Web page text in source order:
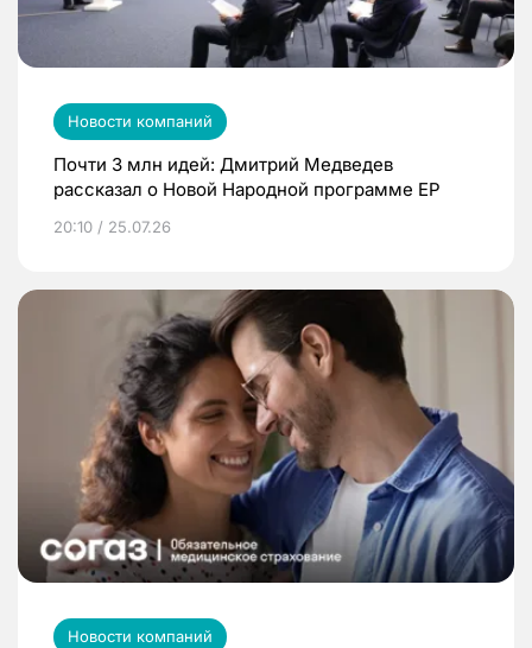
Новости компаний
Почти 3 млн идей: Дмитрий Медведев
рассказал о Новой Народной программе ЕР
20:10 / 25.07.26
Новости компаний